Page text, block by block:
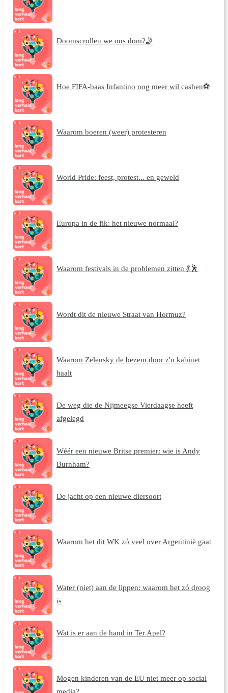
Doomscrollen we ons dom?🤳
Hoe FIFA-baas Infantino nog meer wil cashen⚽
Waarom boeren (weer) protesteren
World Pride: feest, protest... en geweld
Europa in de fik: het nieuwe normaal?
Waarom festivals in de problemen zitten 💃🕺
Wordt dit de nieuwe Straat van Hormuz?
Waarom Zelensky de bezem door z'n kabinet
haalt
De weg die de Nijmeegse Vierdaagse heeft
afgelegd
Wéér een nieuwe Britse premier: wie is Andy
Burnham?
De jacht op een nieuwe diersoort
Waarom het dit WK zó veel over Argentinië gaat
Water (niet) aan de lippen: waarom het zó droog
is
Wat is er aan de hand in Ter Apel?
Mogen kinderen van de EU niet meer op social